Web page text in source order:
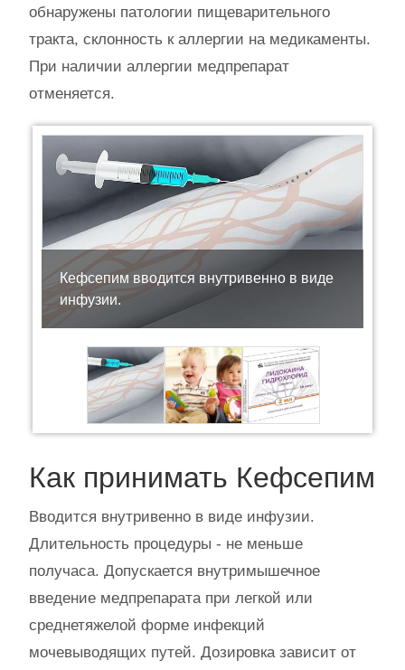
обнаружены патологии пищеварительного
тракта, склонность к аллергии на медикаменты.
При наличии аллергии медпрепарат
отменяется.
Кефсепим вводится внутривенно в виде
инфузии.
Как принимать Кефсепим
Вводится внутривенно в виде инфузии.
Длительность процедуры - не меньше
получаса. Допускается внутримышечное
введение медпрепарата при легкой или
среднетяжелой форме инфекций
мочевыводящих путей. Дозировка зависит от